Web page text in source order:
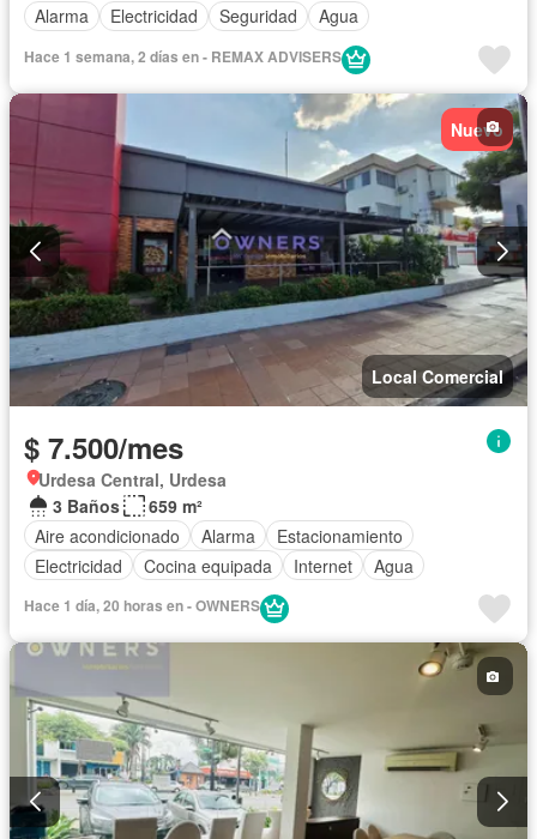
Alarma
Electricidad Seguridad Agua
Hace 1 semana, 2 días en - REMAX ADVISERS
Nuevo
Local Comercial
$ 7.500/mes
Urdesa Central, Urdesa
3 Baños
659 m²
Aire acondicionado
Alarma
Estacionamiento
Electricidad
Cocina equipada Internet Agua
Hace 1 día, 20 horas en - OWNERS